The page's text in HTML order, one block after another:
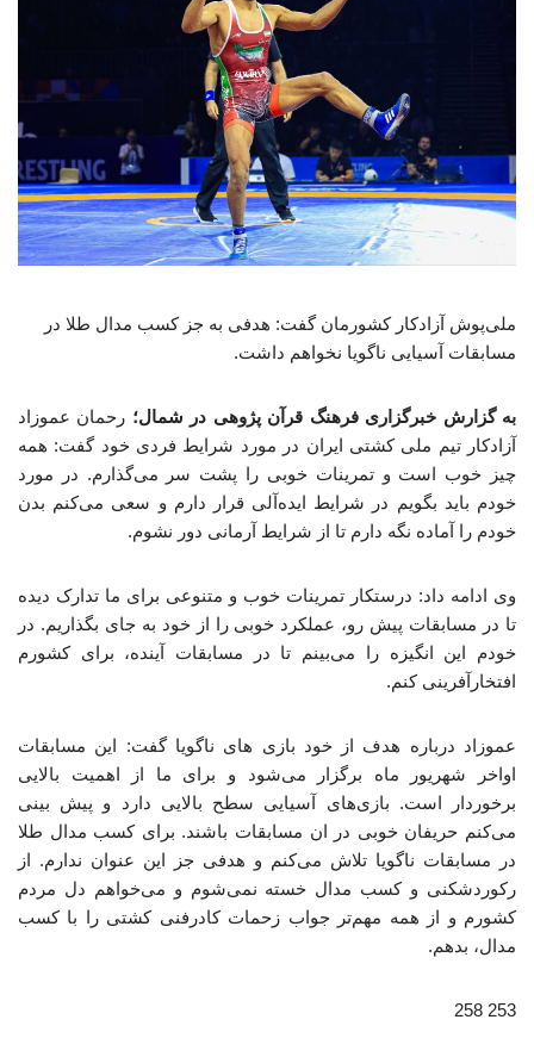
ملی‌پوش آزادکار کشورمان گفت: هدفی به جز کسب مدال طلا در
مسابقات آسیایی ناگویا نخواهم داشت.
به گزارش خبرگزاری فرهنگ قرآن پژوهی در شمال؛ رحمان عموزاد
آزادکار تیم ملی کشتی ایران در مورد شرایط فردی خود گفت: همه
چیز خوب است و تمرینات خوبی را پشت سر می‌گذارم. در مورد
خودم باید بگویم در شرایط ایده‌آلی قرار دارم و سعی می‌کنم بدن
خودم را آماده نگه دارم تا از شرایط آرمانی دور نشوم.
وی ادامه داد: درستکار تمرینات خوب و متنوعی برای ما تدارک دیده
تا در مسابقات پیش رو، عملکرد خوبی را از خود به جای بگذاریم. در
خودم این انگیزه را می‌بینم تا در مسابقات آینده، برای کشورم
افتخارآفرینی کنم.
عموزاد درباره هدف از خود بازی های ناگویا گفت: این مسابقات
اواخر شهریور ماه برگزار می‌شود و برای ما از اهمیت بالایی
برخوردار است. بازی‌های آسیایی سطح بالایی دارد و پیش بینی
می‌کنم حریفان خوبی در ان مسابقات باشند. برای کسب مدال طلا
در مسابقات ناگویا تلاش می‌کنم و هدفی جز این عنوان ندارم. از
رکوردشکنی و کسب مدال خسته نمی‌شوم و می‌خواهم دل مردم
کشورم و از همه مهم‌تر جواب زحمات کادرفنی کشتی را با کسب
مدال، بدهم.
253 258